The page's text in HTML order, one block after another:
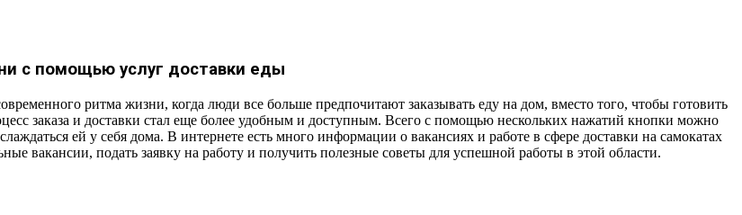
с помощью услуг доставки еды
ритма жизни, когда люди все больше предпочитают заказывать еду на дом, вместо того, чтобы готовить
заказа и доставки стал еще более удобным и доступным. Всего с помощью нескольких нажатий кнопки можно
ей у себя дома. В интернете есть много информации о вакансиях и работе в сфере доставки на самокатах
вакансии, подать заявку на работу и получить полезные советы для успешной работы в этой области.